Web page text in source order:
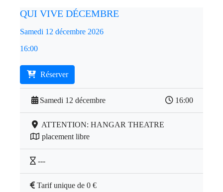
QUI VIVE DÉCEMBRE
Samedi 12 décembre 2026
16:00
Réserver
Samedi 12 décembre 16:00
ATTENTION: HANGAR THEATRE
placement libre
---
Tarif unique de 0 €